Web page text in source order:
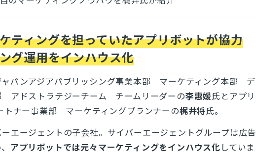
ティングを担っていたアプリボットが協力
グ運用をインハウス化
パンアジアパブリッシング事業本部 マーケティング本部 デ
アドストラテジーチーム チームリーダーの李惠媛氏とアプリ
トナー事業部 マーケティングプランナーの梶井将氏。
エージェントの子会社。サイバーエージェントグループは広告
アプリボットでは元々マーケティングをインハウス化 していま